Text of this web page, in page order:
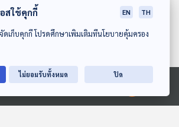
Application
แพร่ภาพสาธารณะแห่งประเทศไทย
ทาง
การแจก
ษฐกิจ
EP. 477: ไฮบริดกับไฟฟ้า
มาใช้แล้วคุ้มกว่ากัน
เศรษฐกิจติดบ้าน
สใช้คุกกี้ EN TH
ดเก็บคุกกี้ โปรดศึกษาเพิ่มเติมที่นโยบายคุ้มครอง
ไม่ยอมรับทั้งหมด ปิด